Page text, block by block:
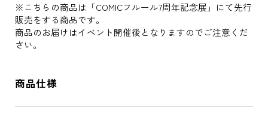
※こちらの商品は「COMICフルール7周年記念展」にて先行
販売をする商品です。
商品のお届けはイベント開催後となりますのでご注意くだ
さい。
商品仕様